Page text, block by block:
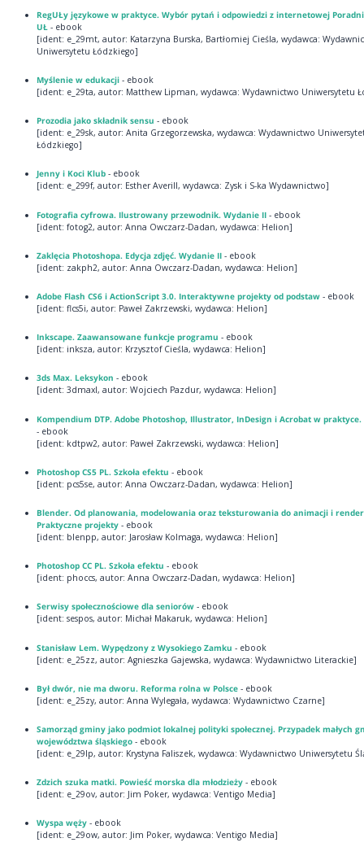
RegUŁy językowe w praktyce. Wybór pytań i odpowiedzi z internetowej
UŁ- ebook
[ident: e_29mt, autor: Katarzyna Burska, Bartłomiej Cieśla, wydawca:
Uniwersytetu Łódzkiego]
Myślenie w edukacji- ebook
[ident: e_29ta, autor: Matthew Lipman, wydawca: Wydawnictwo Uniwersytetu
Prozodia jako składnik sensu - ebook
[ident: e_29sk, autor: Anita Grzegorzewska, wydawca: Wydawnictwo
Łódzkiego]
Jenny i Koci Klub- ebook
[ident: e_299f, autor: Esther Averill, wydawca: Zysk i S-ka Wydawnictwo]
Fotografia cyfrowa. Ilustrowany przewodnik. Wydanie II- ebook
[ident: fotog2, autor: Anna Owczarz-Dadan, wydawca: Helion]
Zaklęcia Photoshopa. Edycja zdjęć. Wydanie II- ebook
[ident: zakph2, autor: Anna Owczarz-Dadan, wydawca: Helion]
Adobe Flash CS6 i ActionScript 3.0. Interaktywne projekty od podstaw- ebook
[ident: flcs5i, autor: Paweł Zakrzewski, wydawca: Helion]
Inkscape. Zaawansowane funkcje programu - ebook
[ident: inksza, autor: Krzysztof Cieśla, wydawca: Helion]
3ds Max. Leksykon - ebook
[ident: 3dmaxl, autor: Wojciech Pazdur, wydawca: Helion]
Kompendium DTP. Adobe Photoshop, Illustrator, InDesign i Acrobat w praktyce.
- ebook
[ident: kdtpw2, autor: Paweł Zakrzewski, wydawca: Helion]
Photoshop CS5 PL. Szkoła efektu - ebook
[ident: pcs5se, autor: Anna Owczarz-Dadan, wydawca: Helion]
Blender. Od planowania, modelowania oraz teksturowania do animacji i
Praktyczne projekty- ebook
[ident: blenpp, autor: Jarosław Kolmaga, wydawca: Helion]
Photoshop CC PL. Szkoła efektu - ebook
[ident: phoccs, autor: Anna Owczarz-Dadan, wydawca: Helion]
Serwisy społecznościowe dla seniorów- ebook
[ident: sespos, autor: Michał Makaruk, wydawca: Helion]
Stanisław Lem. Wypędzony z Wysokiego Zamku - ebook
[ident: e_25zz, autor: Agnieszka Gajewska, wydawca: Wydawnictwo Literackie]
Był dwór, nie ma dworu. Reforma rolna w Polsce- ebook
[ident: e_25zy, autor: Anna Wylegała, wydawca: Wydawnictwo Czarne]
Samorząd gminy jako podmiot lokalnej polityki społecznej. Przypadek małych
województwa śląskiego- ebook
[ident: e_29lp, autor: Krystyna Faliszek, wydawca: Wydawnictwo Uniwersytetu
Zdzich szuka matki. Powieść morska dla młodzieży- ebook
[ident: e_29ov, autor: Jim Poker, wydawca: Ventigo Media]
Wyspa węży- ebook
[ident: e_29ow, autor: Jim Poker, wydawca: Ventigo Media]